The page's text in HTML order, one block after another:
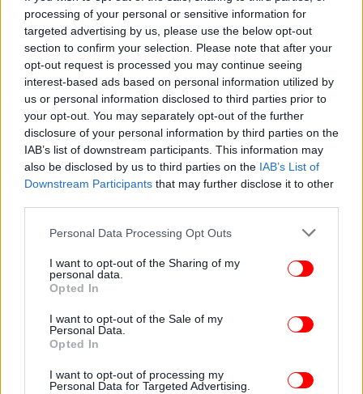
processing of your personal or sensitive information for
targeted advertising by us, please use the below opt-out
section to confirm your selection. Please note that after your
opt-out request is processed you may continue seeing
interest-based ads based on personal information utilized by
us or personal information disclosed to third parties prior to
your opt-out. You may separately opt-out of the further
disclosure of your personal information by third parties on the
IAB’s list of downstream participants. This information may
also be disclosed by us to third parties on the IAB’s List of
Downstream Participants that may further disclose it to other
Please note that this website/app uses one or more Google
not limited to your visit or usage behaviour. You may click to
grant or deny consent to Google and its third-party tags to
use your data for below specified purposes in below Google
consent section.
Personal Data Processing Opt Outs
I want to opt-out of the Sharing of my
personal data.
Opted In
I want to opt-out of the Sale of my
Personal Data.
Opted In
I want to opt-out of processing my
Personal Data for Targeted Advertising.
ΠΟΛΙΤΙΚΗ 01/11/2025 08:32
Ζαχαράκη για Ειδική Αγωγή: Διαρκής η
προσπάθεια για πλήρη και ισότιμη ένταξη όλων
των παιδιών στην εκπαιδευτική διαδικασία